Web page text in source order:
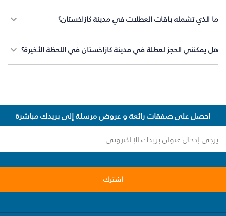
ما الذي تشمله باقات العطلات في مدينة كازاخستان؟
هل يمكنني الحجز لعطلة في مدينة كازاخستان في اللحظة الأخيرة؟
احصل على صفقات رائعة و عروض مرسلة إلى بريدك مباشرة
اشترك